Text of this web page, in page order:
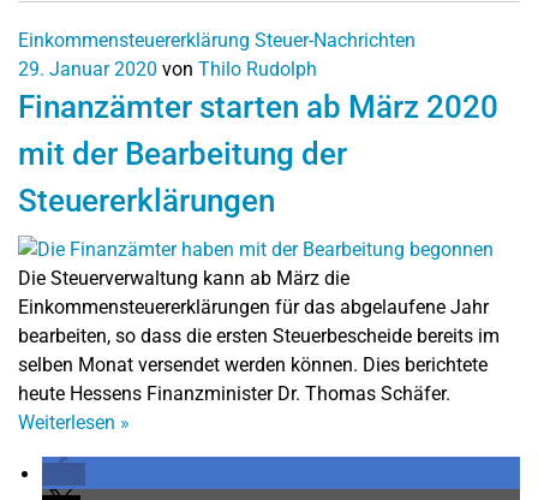
Einkommensteuererklärung Steuer-Nachrichten
29. Januar 2020 von Thilo Rudolph
Finanzämter starten ab März 2020
mit der Bearbeitung der
Steuererklärungen
Die Steuerverwaltung kann ab März die
Einkommensteuererklärungen für das abgelaufene Jahr
bearbeiten, so dass die ersten Steuerbescheide bereits im
selben Monat versendet werden können. Dies berichtete
heute Hessens Finanzminister Dr. Thomas Schäfer.
Weiterlesen »